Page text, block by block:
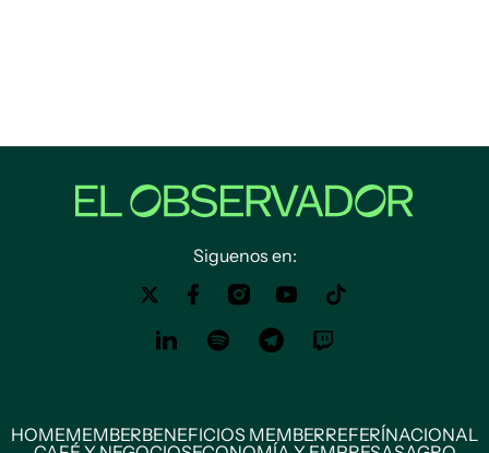
Siguenos en:
HOMEMEMBERBENEFICIOS MEMBERREFERÍNACIONAL